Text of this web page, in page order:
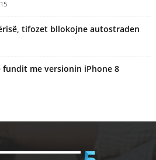
tifozet bllokojne autostraden
me versionin iPhone 8